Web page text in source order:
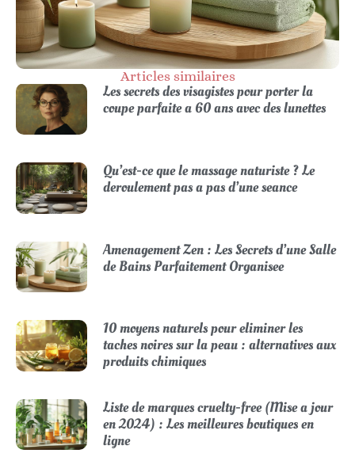
Articles similaires
Les secrets des visagistes pour porter la
coupe parfaite a 60 ans avec des lunettes
Qu’est-ce que le massage naturiste ? Le
deroulement pas a pas d’une seance
Amenagement Zen : Les Secrets d’une Salle
de Bains Parfaitement Organisee
10 moyens naturels pour eliminer les
taches noires sur la peau : alternatives aux
produits chimiques
Liste de marques cruelty-free (Mise a jour
en 2024) : Les meilleures boutiques en
ligne